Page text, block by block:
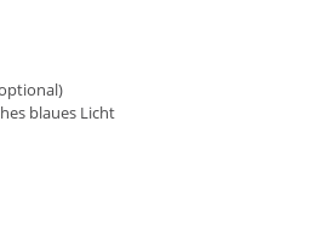
blaues Licht